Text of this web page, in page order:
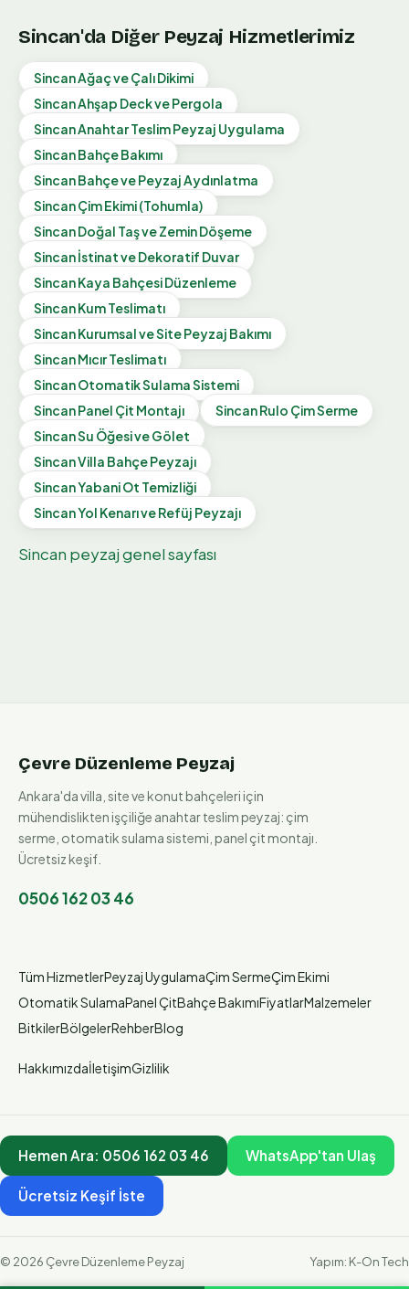
Sincan'da Diğer Peyzaj Hizmetlerimiz
SincanAğaç ve Çalı Dikimi
SincanAhşap Deck ve Pergola
SincanAnahtar Teslim Peyzaj Uygulama
SincanBahçe Bakımı
SincanBahçe ve Peyzaj Aydınlatma
SincanÇim Ekimi (Tohumla)
SincanDoğal Taş ve Zemin Döşeme
Sincanİstinat ve Dekoratif Duvar
SincanKaya Bahçesi Düzenleme
SincanKum Teslimatı
SincanKurumsal ve Site Peyzaj Bakımı
SincanMıcır Teslimatı
SincanOtomatik Sulama Sistemi
SincanPanel Çit Montajı SincanRulo Çim Serme
SincanSu Öğesi ve Gölet
SincanVilla Bahçe Peyzajı
SincanYabani Ot Temizliği
SincanYol Kenarı ve Refüj Peyzajı
Sincan peyzaj genel sayfası
Çevre Düzenleme Peyzaj
Ankara'da villa, site ve konut bahçeleri için
mühendislikten işçiliğe anahtar teslim peyzaj: çim
serme, otomatik sulama sistemi, panel çit montajı.
Ücretsiz keşif.
0506 162 03 46
Tüm HizmetlerPeyzaj UygulamaÇim SermeÇim Ekimi
Otomatik SulamaPanel ÇitBahçe BakımıFiyatlarMalzemeler
BitkilerBölgelerRehberBlog
HakkımızdaİletişimGizlilik
Hemen Ara: 0506 162 03 46 WhatsApp'tan Ulaş
Ücretsiz Keşif İste
© 2026 Çevre Düzenleme Peyzaj Yapım: K-On Tech